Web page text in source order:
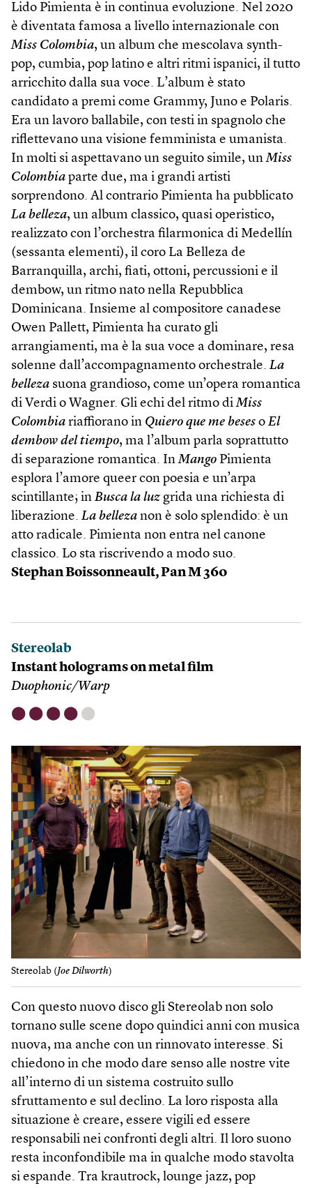
Lido Pimienta è in continua evoluzione. Nel 2020
è diventata famosa a livello internazionale con
Miss Colombia, un album che mescolava synth­
pop, cumbia, pop latino e altri ritmi ispanici, il tutto
arricchito dalla sua voce. L’album è stato
candidato a premi come Grammy, Juno e Polaris.
Era un lavoro ballabile, con testi in spagnolo che
riflettevano una visione femminista e umanista.
In molti si aspettavano un seguito simile, unMiss
Colombia parte due, ma i grandi artisti
sorprendono. Al contrario Pimienta ha pubblicato
La belleza, un album classico, quasi operistico,
realizzato con l’orchestra filarmonica di Medellín
(sessanta elementi), il coro La Belleza de
Barranquilla, archi, fiati, ottoni, percussioni e il
dembow, un ritmo nato nella Repubblica
Dominicana. Insieme al compositore canadese
Owen Pallett, Pimienta ha curato gli
arrangiamenti, ma è la sua voce a dominare, resa
solenne dall’accompagnamento orchestrale. La
belleza suona grandioso, come un’opera romantica
di Verdi o Wag­ner. Gli echi del ritmo diMiss
Colombia riaffiorano in Quiero que me beses o El
dembow del tiempo, ma l’album parla soprattutto
di separazione romantica. InMango Pimienta
esplora l’amore queer con poesia e un’arpa
scintillante; in Busca la luzgrida una richiesta di
liberazione. La belleza non è solo splendido: è un
atto radicale. Pimienta non entra nel canone
classico. Lo sta riscrivendo a modo suo.
Stephan Boissonneault, Pan M 360
Stereolab
Instant holograms on metal film
Duophonic/Warp
⬤ ⬤ ⬤ ⬤ ⬤
Stereolab (Joe Dilworth)
Con questo nuovo disco gli Stereolab non solo
tornano sulle scene dopo quindici anni con musica
nuova, ma anche con un rinnovato interesse. Si
chiedono in che modo dare senso alle nostre vite
all’interno di un sistema costruito sullo
sfruttamento e sul declino. La loro risposta alla
situazione è creare, essere vigili ed essere
responsabili nei confronti degli altri. Il loro suono
resta inconfondibile ma in qualche modo stavolta
si espande. Tra krautrock, lounge jazz, pop